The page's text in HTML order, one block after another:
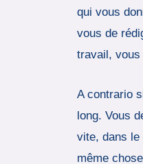
qui vous
vous de
travail, vous
A contrario
long. Vous
vite, dans le
même